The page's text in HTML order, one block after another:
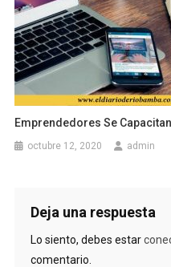
Emprendedores Se
octubre 12, 2020 admin
Deja una respuesta
Lo siento, debes estar
comentario.